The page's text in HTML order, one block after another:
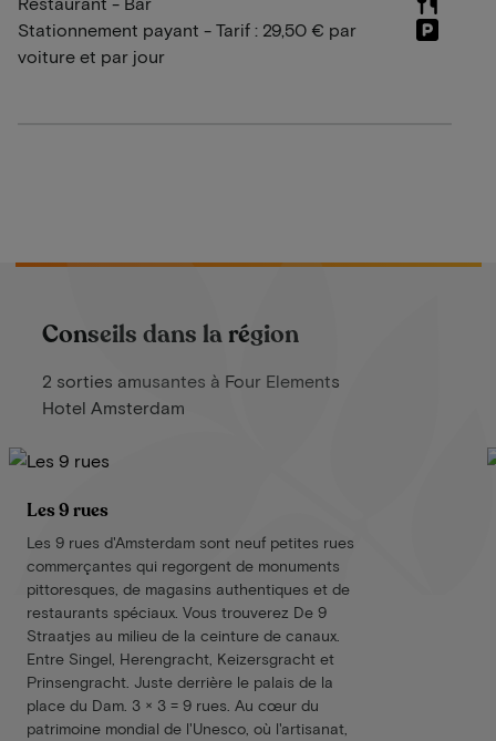
Stationnement payant - Tarif : 29,50 € par
voiture et par jour
Conseils dans la région
2 sorties amusantes à Four Elements
Hotel Amsterdam
Les 9 rues
Les 9 rues d'Amsterdam sont neuf petites rues
commerçantes qui regorgent de monuments
pittoresques, de magasins authentiques et de
restaurants spéciaux. Vous trouverez De 9
Straatjes au milieu de la ceinture de canaux.
Entre Singel, Herengracht, Keizersgracht et
Prinsengracht. Juste derrière le palais de la
place du Dam. 3 × 3 = 9 rues. Au cœur du
patrimoine mondial de l'Unesco, où l'artisanat,